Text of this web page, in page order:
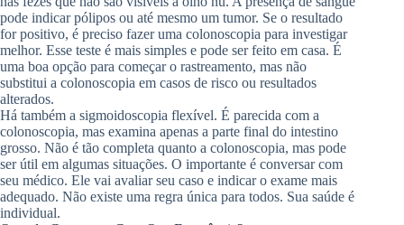
pode indicar pólipos ou até mesmo um tumor. Se o resultado
for positivo, é preciso fazer uma colonoscopia para investigar
melhor. Esse teste é mais simples e pode ser feito em casa. É
uma boa opção para começar o rastreamento, mas não
substitui a colonoscopia em casos de risco ou resultados
alterados.
Há também a sigmoidoscopia flexível. É parecida com a
colonoscopia, mas examina apenas a parte final do intestino
grosso. Não é tão completa quanto a colonoscopia, mas pode
ser útil em algumas situações. O importante é conversar com
seu médico. Ele vai avaliar seu caso e indicar o exame mais
adequado. Não existe uma regra única para todos. Sua saúde é
individual.